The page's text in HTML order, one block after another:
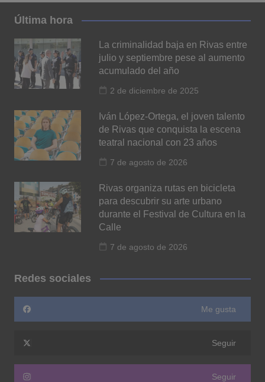
Última hora
La criminalidad baja en Rivas entre
julio y septiembre pese al aumento
acumulado del año
2 de diciembre de 2025
Iván López-Ortega, el joven talento
de Rivas que conquista la escena
teatral nacional con 23 años
7 de agosto de 2026
Rivas organiza rutas en bicicleta
para descubrir su arte urbano
durante el Festival de Cultura en la
Calle
7 de agosto de 2026
Redes sociales
Me gusta
Seguir
Seguir